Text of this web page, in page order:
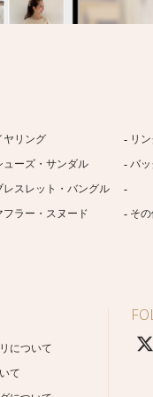
ヤリング
リ
ューズ・サンダル
バ
レスレット・バングル
フラー・スヌード
そ
について
て